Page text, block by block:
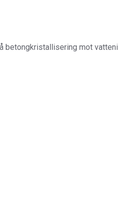
betongkristallisering mot